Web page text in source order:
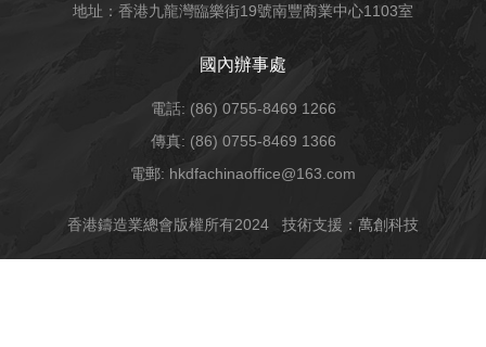
地址：香港九龍灣臨樂街19號南豐商業中心1103室
國內辦事處
電話: (86) 0755-8469 1266
傳真: (86) 0755-8469 1366
電郵: hkdfachinaoffice@163.com
香港鑄造業總會版權所有2024 技術支援：萬創科技